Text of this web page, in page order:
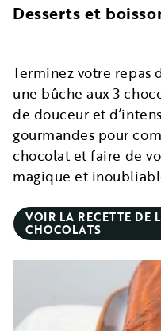
Desserts et
Terminez votre repas
une bûche aux 3
de douceur et
gourmandes pour
chocolat et faire de
magique et
VOIR LA RECETTE DE
CHOCOLATS